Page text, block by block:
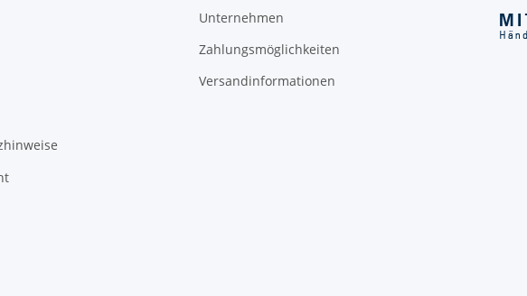
Unternehmen
Zahlungsmöglichkeiten
Versandinformationen